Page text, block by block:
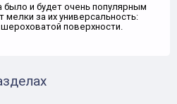
было и будет очень популярным
за их универсальность:
поверхности.